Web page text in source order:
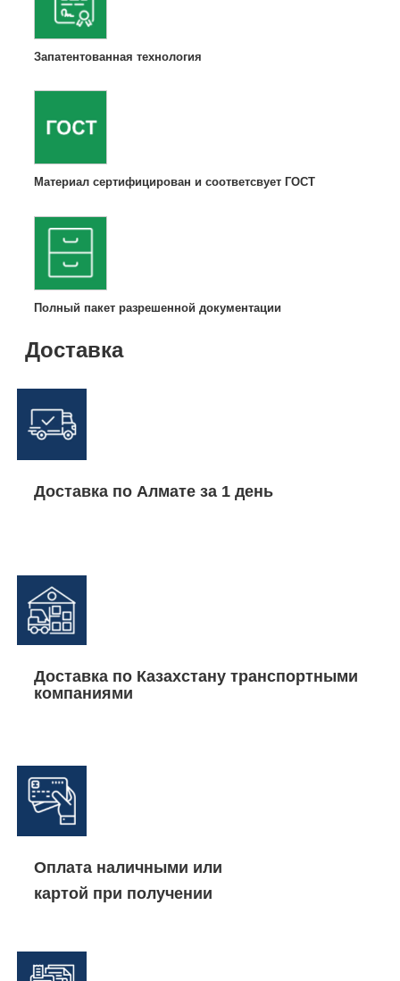
Запатентованная технология
Материал сертифицирован и соответсвует ГОСТ
Полный пакет разрешенной документации
Доставка
Доставка по Алмате за 1 день
Доставка по Казахстану транспортными
компаниями
Оплата наличными или
картой при получении